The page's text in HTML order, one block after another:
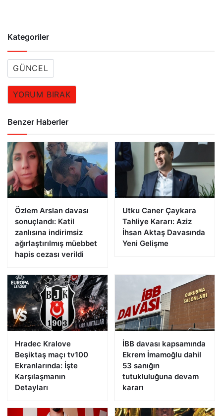
Kategoriler
GÜNCEL
YORUM BIRAK
Benzer Haberler
Özlem Arslan davası
sonuçlandı: Katil
zanlısına indirimsiz
ağırlaştırılmış müebbet
hapis cezası verildi
Utku Caner Çaykara
Tahliye Kararı: Aziz
İhsan Aktaş Davasında
Yeni Gelişme
Hradec Kralove
Beşiktaş maçı tv100
Ekranlarında: İşte
Karşılaşmanın
Detayları
İBB davası kapsamında
Ekrem İmamoğlu dahil
53 sanığın
tutukluluğuna devam
kararı